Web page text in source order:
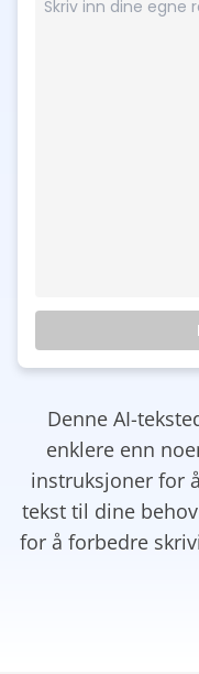
Denne AI-
enklere enn
instruksjoner for
tekst til dine
for å forbedre